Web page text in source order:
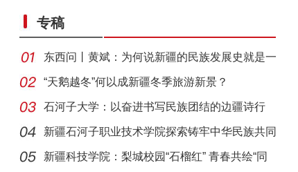
专稿
东西问丨黄斌：为何说新疆的民族发展史就是一
部交
“天鹅越冬”何以成新疆冬季旅游新景？
石河子大学：以奋进书写民族团结的边疆诗行
新疆石河子职业技术学院探索铸牢中华民族共同
体意
新疆科技学院：梨城校园“石榴红” 青春共绘“同